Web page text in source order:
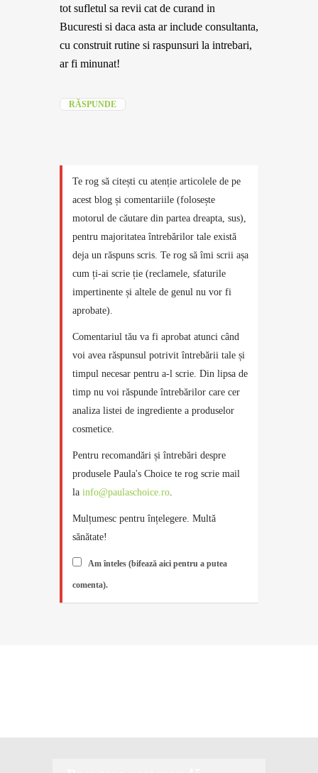
tot sufletul sa revii cat de curand in
Bucuresti si daca asta ar include consultanta,
cu construit rutine si raspunsuri la intrebari,
ar fi minunat!
RĂSPUNDE
Te rog să citești cu atenție articolele de pe
acest blog și comentariile (folosește
motorul de căutare din partea dreapta, sus),
pentru majoritatea întrebărilor tale există
deja un răspuns scris. Te rog să îmi scrii așa
cum ți-ai scrie ție (reclamele, sfaturile
impertinente și altele de genul nu vor fi
aprobate).
Comentariul tău va fi aprobat atunci când
voi avea răspunsul potrivit întrebării tale și
timpul necesar pentru a-l scrie. Din lipsa de
timp nu voi răspunde întrebărilor care cer
analiza listei de ingrediente a produselor
cosmetice.
Pentru recomandări și întrebări despre
produsele Paula's Choice te rog scrie mail
la info@paulaschoice.ro.
Mulțumesc pentru înțelegere. Multă
sănătate!
Am înteles (bifează aici pentru a putea
comenta).